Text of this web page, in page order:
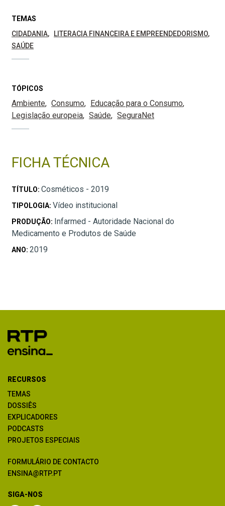
TEMAS
CIDADANIA
LITERACIA FINANCEIRA E EMPREENDEDORISMO
SAÚDE
TÓPICOS
Ambiente Consumo
Educação para o Consumo
Legislação europeia
Saúde SeguraNet
FICHA TÉCNICA
TÍTULO: Cosméticos - 2019
TIPOLOGIA: Vídeo institucional
PRODUÇÃO: Infarmed - Autoridade Nacional do
Medicamento e Produtos de Saúde
ANO: 2019
RECURSOS
TEMAS
DOSSIÊS
EXPLICADORES
PODCASTS
PROJETOS ESPECIAIS
FORMULÁRIO DE CONTACTO
ENSINA@RTP.PT
SIGA-NOS